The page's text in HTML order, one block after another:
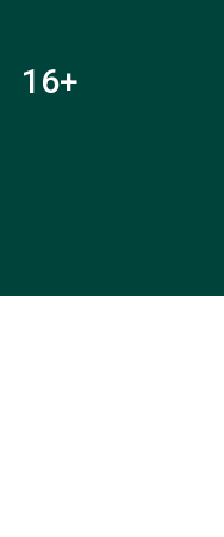
16+